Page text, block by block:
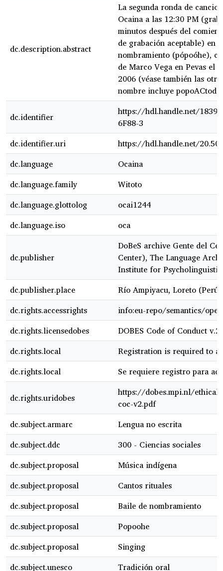
dc.description.abstract
La segunda ronda de
Ocaina a las 12:30 PM
minutos después del
de grabación aceptable) en
nombramiento (pópoóhe),
de Marco Vega en Pevas el
2006 (véase también las
nombre incluye
dc.identifier
https://hdl.handle.net/
6F88-3
dc.identifier.uri
https://hdl.handle.net/
dc.language
Ocaina
dc.language.family
Witoto
dc.language.glottolog
ocai1244
dc.language.iso
oca
dc.publisher
DoBeS archive Gente del
Center), The Language
Institute for
dc.publisher.place
Río Ampiyacu, Loreto (Perú)
dc.rights.accessrights
info:eu-repo/semantics/
dc.rights.licensedobes
DOBES Code of Conduct v.2
dc.rights.local
Registration is required to
dc.rights.local
Se requiere registro para
dc.rights.uridobes
https://dobes.mpi.nl/
coc-v2.pdf
dc.subject.armarc
Lengua no escrita
dc.subject.ddc
300 - Ciencias sociales
dc.subject.proposal
Música indígena
dc.subject.proposal
Cantos rituales
dc.subject.proposal
Baile de nombramiento
dc.subject.proposal
Popoohe
dc.subject.proposal
Singing
dc.subject.unesco
Tradición oral